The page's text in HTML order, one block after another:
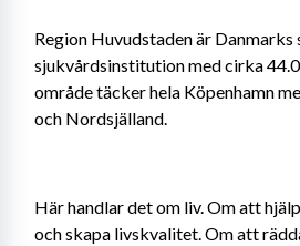
Region Huvudstaden är Danmarks
sjukvårdsinstitution med cirka
område täcker hela Köpenhamn
och Nordsjälland.
Här handlar det om liv. Om att
och skapa livskvalitet. Om att